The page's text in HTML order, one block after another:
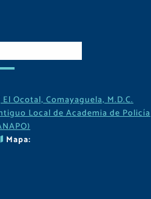
El Ocotal, Comayaguela, M.D.C.
Local de Academia de Policía
Mapa: